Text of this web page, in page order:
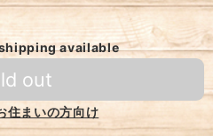
available
out
住まいの方向け